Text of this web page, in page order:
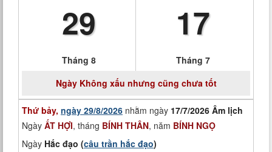
29
Tháng 8
17
Tháng 7
NgàyKhông xấu nhưng cũng chưa tốt
Thứ bảy, ngày 29/8/2026 nhằm ngày 17/7/2026 Âm lịch
Ngày ẤT HỢI, tháng BÍNH THÂN, năm BÍNH NGỌ
Ngày Hắc đạo (câu trần hắc đạo)